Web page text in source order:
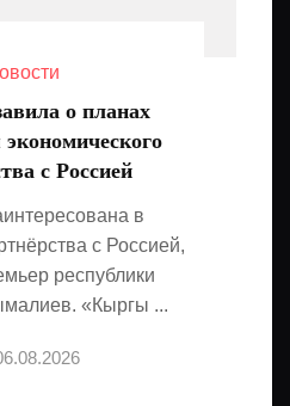
о планах
с Россией
в
с Россией,
республики
«Кыргы ...